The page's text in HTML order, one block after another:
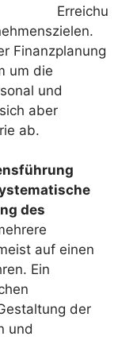
Erreichu
Finanzplanung
um die
und
aber
ab.
des
auf einen
Ein
der
und